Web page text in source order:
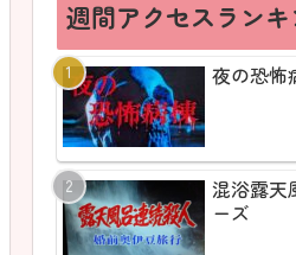
週間アクセスラン
夜の恐怖
混浴露天
ーズ